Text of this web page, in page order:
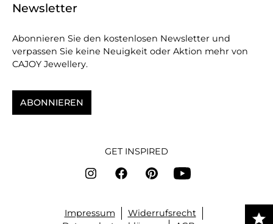
Newsletter
Abonnieren Sie den kostenlosen Newsletter und
verpassen Sie keine Neuigkeit oder Aktion mehr von
CAJOY Jewellery.
ABONNIEREN
GET INSPIRED
Impressum
Widerrufsrecht